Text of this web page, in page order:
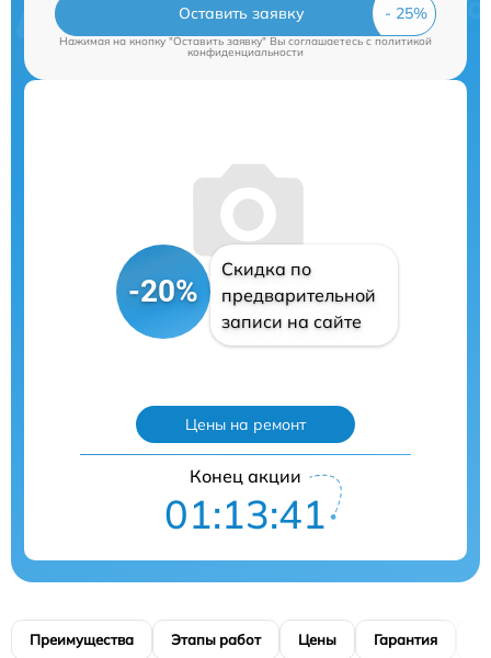
Оставить заявку
Нажимая на кнопку "Оставить заявку" Вы соглашаетесь cполитикой
конфиденциальности
-20%
Скидка по
предварительной
записи на сайте
Цены на ремонт
Конец акции
01:13:40
Преимущества Этапы работ Цены Гарантия